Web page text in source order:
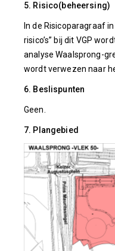
5. Risico(beheersing)
In de Risicoparagraaf
risico’s” bij dit VGP
analyse Waalsprong-
wordt verwezen naar
6. Beslispunten
Geen.
7. Plangebied